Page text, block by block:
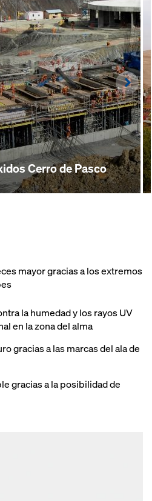
Cerro de Pasco
mayor gracias a los extremos
la humedad y los rayos UV
en la zona del alma
gracias a las marcas del ala de
gracias a la posibilidad de